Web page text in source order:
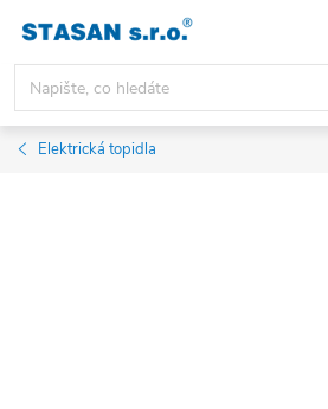
obsah
Elektrická topidla